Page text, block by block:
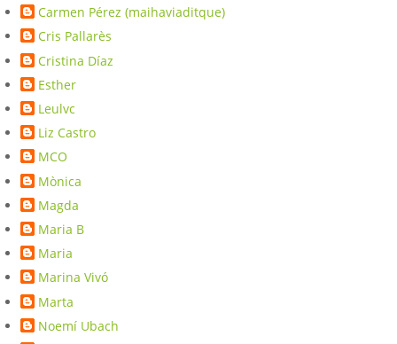
Carmen Pérez (maihaviaditque)
Cris Pallarès
Cristina Díaz
Esther
Leulvc
Liz Castro
MCO
Mònica
Magda
Maria B
Maria
Marina Vivó
Marta
Noemí Ubach